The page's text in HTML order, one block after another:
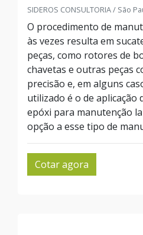
SIDEROS CONSULTORIA / São
O procedimento de
às vezes resulta em
peças, como rotores de
chavetas e outras peças
precisão e, em alguns
utilizado é o de aplicação
epóxi para manutenção
opção a esse tipo de
Cotar agora